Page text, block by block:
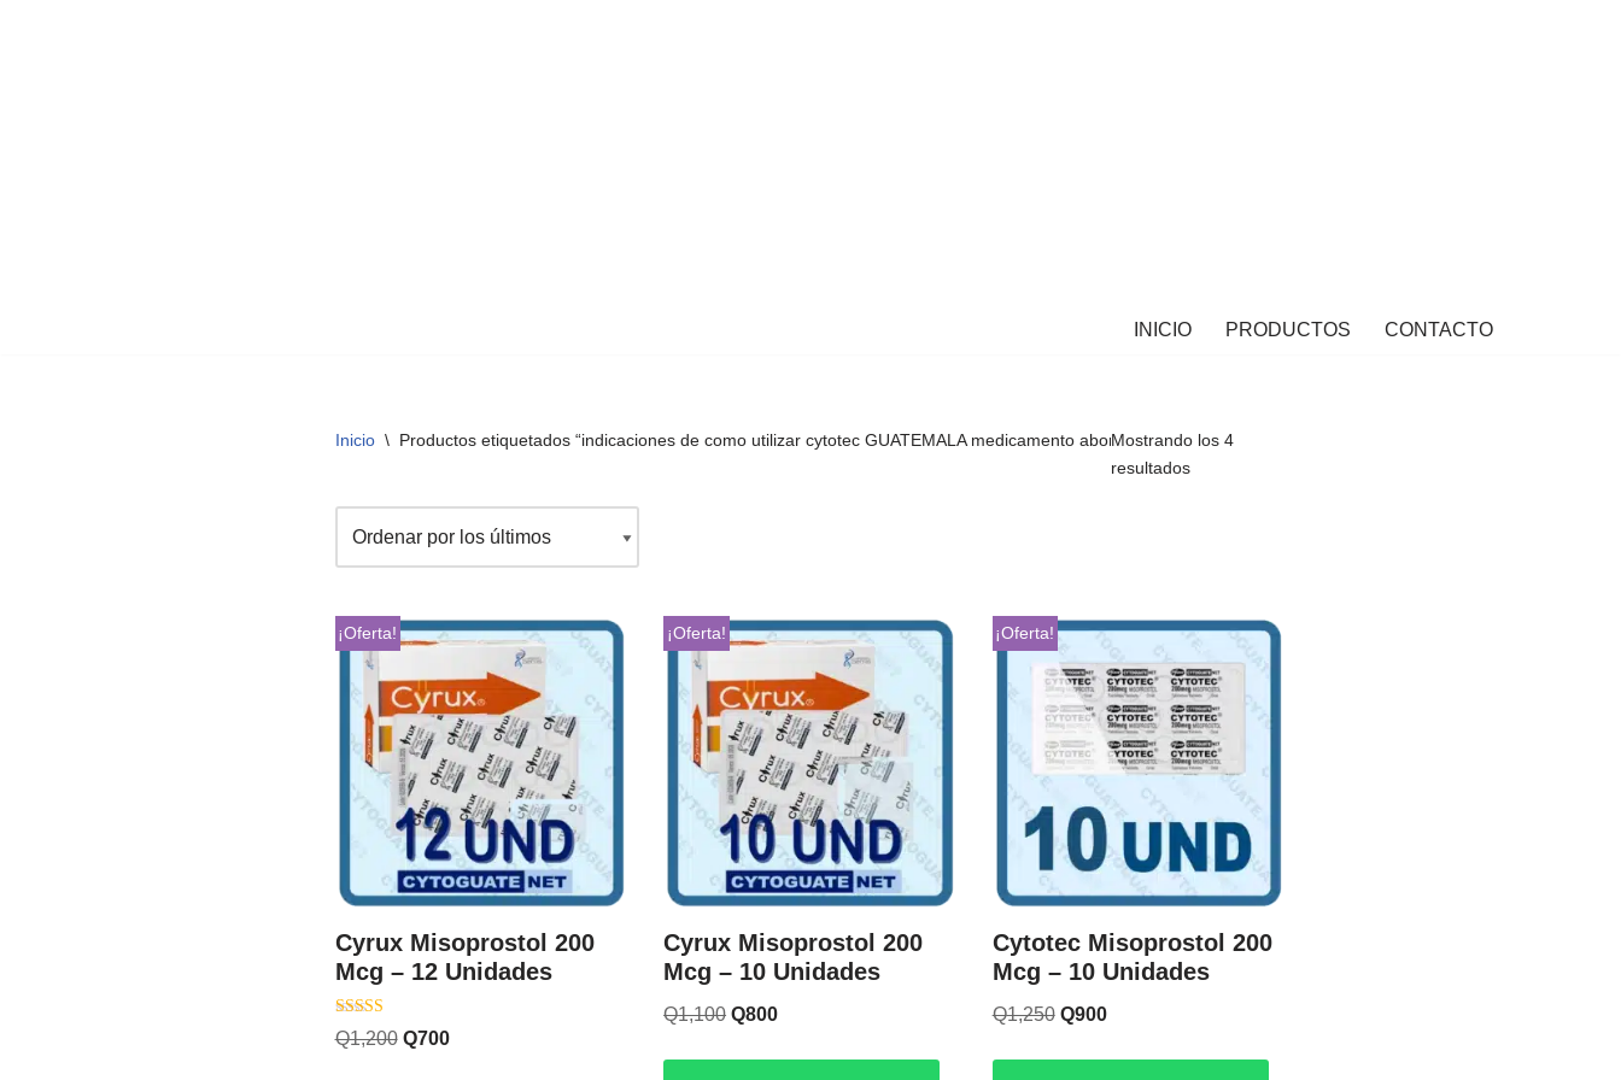
INICIO PRODUCTOS CONTACTO
Inicio \ Productos etiquetados “indicaciones de como utilizar cytotec GUATEMALA medicamento abortivo GUATEMALA”
Mostrando los 4
resultados
¡Oferta!
Cyrux Misoprostol 200
Mcg – 12 Unidades
Valorado con
5.00
Q1,200 Q700
¡Oferta!
Cyrux Misoprostol 200
Mcg – 10 Unidades
Q1,100 Q800
¡Oferta!
Cytotec Misoprostol 200
Mcg – 10 Unidades
Q1,250 Q900